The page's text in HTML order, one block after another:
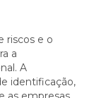
riscos e o
a
A
identificação,